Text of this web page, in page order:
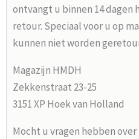
ontvangt u binnen 14 dagen
retour. Speciaal voor u op
kunnen niet worden
Magazijn HMDH
Zekkenstraat 23-25
3151 XP Hoek van Holland
Mocht u vragen hebben